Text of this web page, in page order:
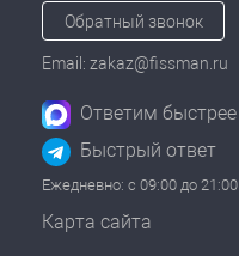
Обратный звонок
Email: zakaz@fissman.ru
Ответим быстрее
Быстрый ответ
Ежедневно: с 09:00 до 21:00
Карта сайта